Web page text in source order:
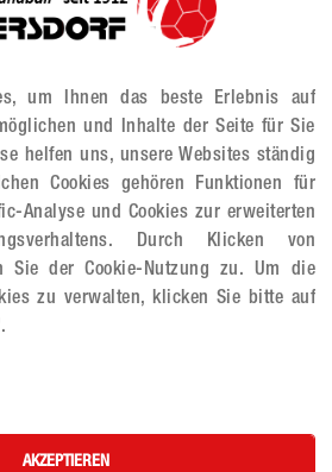
vor dem Gegner ablegen und erzielten
wieder die Abwehr der Slowaken
solche Erfahrungen bringen unsere
die auch dann zupacken muss, wenn
Angst Burschen.
aufgrund der kurzfristigen
standen.
Malacky versucht für 17. Dezember
MU12 & MU14 von WAT Atzgersdorf
um Ihnen das beste Erlebnis auf
und Inhalte der Seite für Sie
helfen uns, unsere Websites ständig
Cookies gehören Funktionen für
Analyse und Cookies zur erweiterten
Durch Klicken von
Sie der Cookie-Nutzung zu. Um die
zu verwalten, klicken Sie bitte auf
AKZEPTIEREN